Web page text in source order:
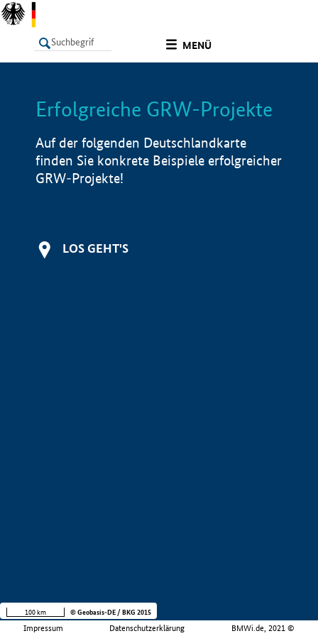
MENÜ
LISTE Info
Erfolgreiche GRW-Projekte
Auf der folgenden Deutschlandkarte
finden Sie konkrete Beispiele erfolgreicher
GRW-Projekte!
LOS GEHT'S
Impressum Datenschutzerklärung BMWi.de, 2021 ©
100 km © Geobasis-DE / BKG 2015